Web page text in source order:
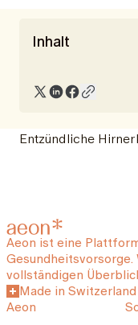
Inhalt
Entzündliche
Aeon ist eine
vollständigen
Made in Switzerland
Aeon